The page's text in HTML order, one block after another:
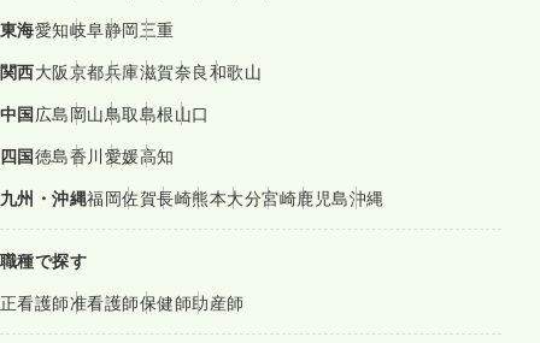
東海愛知岐阜静岡三重
関西大阪京都兵庫滋賀奈良和歌山
中国広島岡山鳥取島根山口
四国徳島香川愛媛高知
九州・沖縄福岡佐賀長崎熊本大分宮崎鹿児島沖縄
職種で探す
正看護師准看護師保健師助産師